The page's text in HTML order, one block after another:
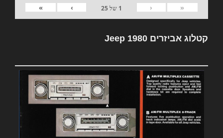
«
‹
1 של25
›
»
קטלוג אביזרים Jeep 1980